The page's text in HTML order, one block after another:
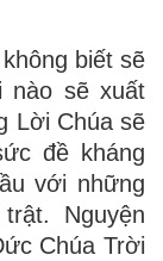
biết sẽ
nào sẽ xuất
Lời Chúa sẽ
đề kháng
với những
Nguyện
Chúa Trời